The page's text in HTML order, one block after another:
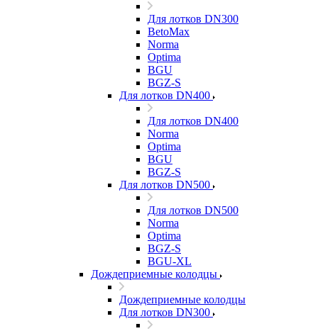
Для лотков DN300
BetoMax
Norma
Optima
BGU
BGZ-S
Для лотков DN400
Для лотков DN400
Norma
Optima
BGU
BGZ-S
Для лотков DN500
Для лотков DN500
Norma
Optima
BGZ-S
BGU-XL
Дождеприемные колодцы
Дождеприемные колодцы
Для лотков DN300